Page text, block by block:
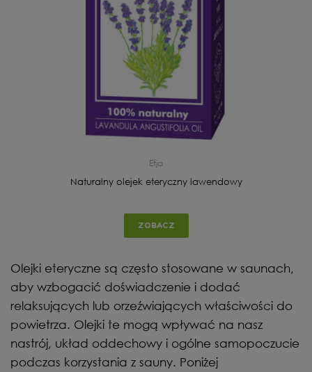
Etja
Naturalny olejek eteryczny lawendowy
ZOBACZ
Olejki eteryczne są często stosowane w saunach,
aby wzbogacić doświadczenie i dodać
relaksujących lub orzeźwiających właściwości do
powietrza. Olejki te mogą wpływać na nasz
nastrój, układ oddechowy i ogólne samopoczucie
podczas korzystania z sauny. Poniżej